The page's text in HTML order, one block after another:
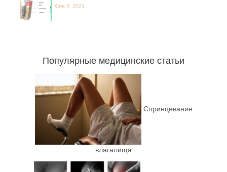
Фев 8, 2021
Популярные медицинские статьи
Спринцевание
влагалища